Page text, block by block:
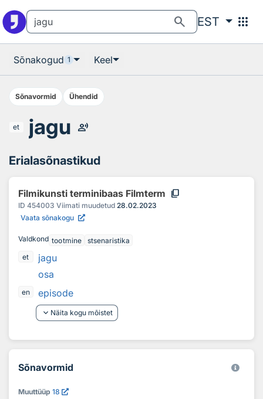
search EST apps
Sõnakogud 1 Keel
Sõnavormid Ühendid
et jagu record_voice_over
Erialasõnastikud
Filmikunsti terminibaas Filmterm content_copy
ID 454003 Viimati muudetud 28.02.2023
Vaata sõnakogu
Valdkond tootmine
stsenaristika
et
jagu
osa
en
episode
keyboard_arrow_down Näita kogu mõistet
Sõnavormid
Muuttüüp 18